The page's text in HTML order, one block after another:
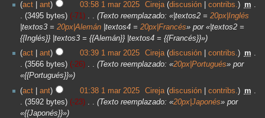
act
ant 03:58 1 mar 2025 Cireja discusión contribs.
m
3495 bytes
-71 Texto reemplazado: «|textos2 = 20px|Inglés
|textos3 = 20px|Alemán |textos4 = 20px|Francés» por «|textos2 =
{{Inglés}} |textos3 = {{Alemán}} |textos4 = {{Francés}}»
act
ant 03:39 1 mar 2025 Cireja discusión contribs.
m
3566 bytes
-26 Texto reemplazado: «20px|Portugués» por
«{{Portugués}}»
act
ant 01:38 1 mar 2025 Cireja discusión contribs.
m
3592 bytes
-23 Texto reemplazado: «20px|Japonés» por
«{{Japonés}}»